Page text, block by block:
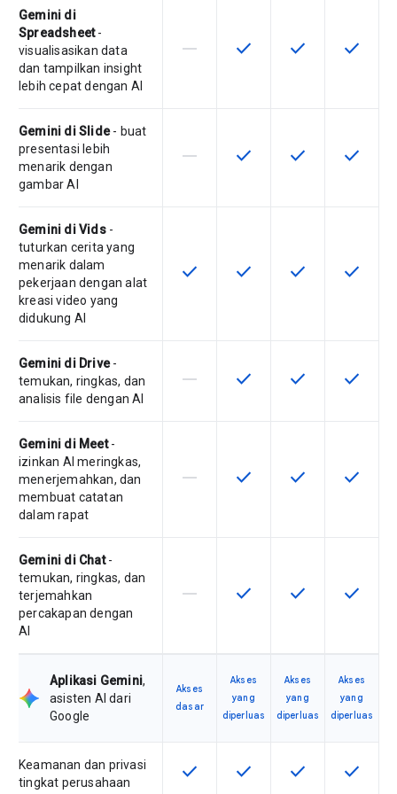
Gemini di
Spreadsheet-
visualisasikan data
dan tampilkan insight
lebih cepat dengan AI
Fitur ini tidak didukung oleh SKU ini
horizontal_rule Fitur ini tersedia untuk
check Fitur ini tersedia
check Fitur ini
check
Gemini di Slide- buat
presentasi lebih
menarik dengan
gambar AI
Fitur ini tidak didukung oleh SKU ini
horizontal_rule Fitur ini tersedia untuk
check Fitur ini tersedia
check Fitur ini
check
Gemini di Vids-
tuturkan cerita yang
menarik dalam
pekerjaan dengan alat
kreasi video yang
didukung AI
Fitur ini tersedia untuk SKU ini
check Fitur ini tersedia untuk
check Fitur ini tersedia
check Fitur ini
check
Gemini di Drive-
temukan, ringkas, dan
analisis file dengan AI
Fitur ini tidak didukung oleh SKU ini
horizontal_rule Fitur ini tersedia untuk
check Fitur ini tersedia
check Fitur ini
check
Gemini di Meet-
izinkan AI meringkas,
menerjemahkan, dan
membuat catatan
dalam rapat
Fitur ini tidak didukung oleh SKU ini
horizontal_rule Fitur ini tersedia untuk
check Fitur ini tersedia
check Fitur ini
check
Gemini di Chat-
temukan, ringkas, dan
terjemahkan
percakapan dengan
AI
Fitur ini tidak didukung oleh SKU ini
horizontal_rule Fitur ini tersedia untuk
check Fitur ini tersedia
check Fitur ini
check
Aplikasi Gemini,
asisten AI dari
Google
Akses
dasar
Akses
yang
diperluas
Akses
yang
diperluas
Akses
yang
diperluas
Keamanan dan privasi
tingkat perusahaan
Fitur ini tersedia untuk SKU ini
check Fitur ini tersedia untuk
check Fitur ini tersedia
check Fitur ini
check